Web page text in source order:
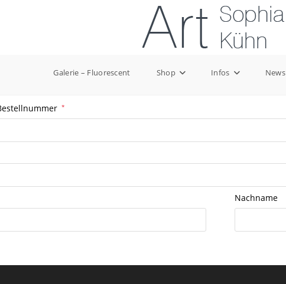
Galerie – Fluorescent Shop Infos News
*
Nachname